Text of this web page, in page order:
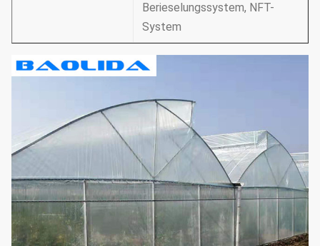
Berieselungssystem, NFT-
System